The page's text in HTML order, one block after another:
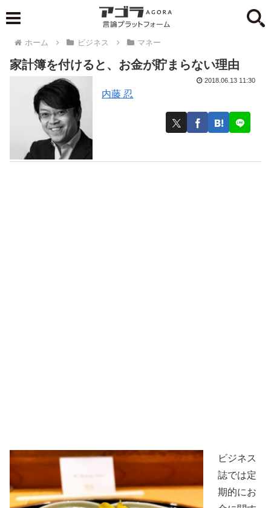
ホーム ビジネス マネー
家計簿を付けると、お金が貯まらない理由
内藤 忍
2018.06.13 11:30
ビジネス
誌では定
期的にお